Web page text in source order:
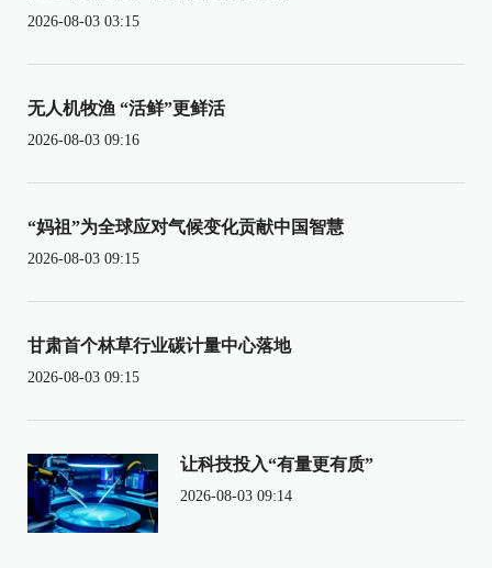
2026-08-03 03:15
无人机牧渔 “活鲜”更鲜活
2026-08-03 09:16
“妈祖”为全球应对气候变化贡献中国智慧
2026-08-03 09:15
甘肃首个林草行业碳计量中心落地
2026-08-03 09:15
让科技投入“有量更有质”
2026-08-03 09:14